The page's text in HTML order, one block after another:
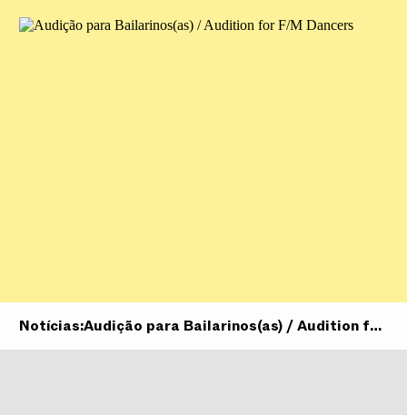
Notícias:Audição para Bailarinos(as) / Audition for
F/M Dancers